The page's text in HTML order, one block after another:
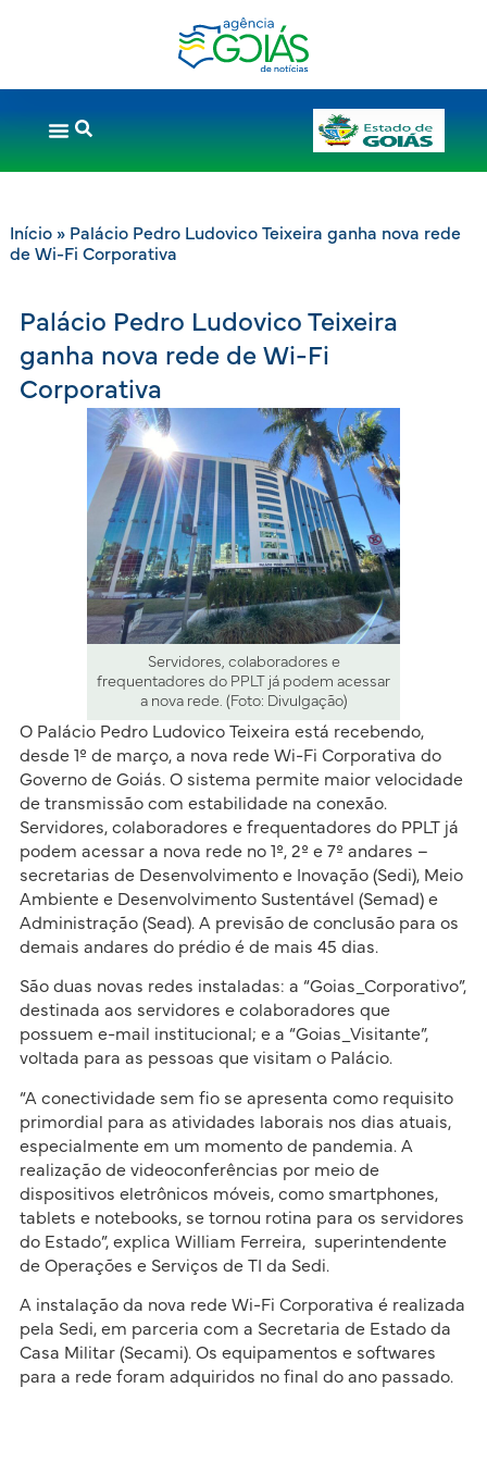
Início» Palácio Pedro Ludovico Teixeira ganha nova rede
de Wi-Fi Corporativa
Palácio Pedro Ludovico Teixeira
ganha nova rede de Wi-Fi
Corporativa
Servidores, colaboradores e
frequentadores do PPLT já podem acessar
a nova rede. (Foto: Divulgação)
O Palácio Pedro Ludovico Teixeira está recebendo,
desde 1º de março, a nova rede Wi-Fi Corporativa do
Governo de Goiás. O sistema permite maior velocidade
de transmissão com estabilidade na conexão.
Servidores, colaboradores e frequentadores do PPLT já
podem acessar a nova rede no 1º, 2º e 7º andares –
secretarias de Desenvolvimento e Inovação (Sedi), Meio
Ambiente e Desenvolvimento Sustentável (Semad) e
Administração (Sead). A previsão de conclusão para os
demais andares do prédio é de mais 45 dias.
São duas novas redes instaladas: a “Goias_Corporativo”,
destinada aos servidores e colaboradores que
possuem e-mail institucional; e a “Goias_Visitante”,
voltada para as pessoas que visitam o Palácio.
“A conectividade sem fio se apresenta como requisito
primordial para as atividades laborais nos dias atuais,
especialmente em um momento de pandemia. A
realização de videoconferências por meio de
dispositivos eletrônicos móveis, como smartphones,
tablets e notebooks, se tornou rotina para os servidores
do Estado”, explica William Ferreira, superintendente
de Operações e Serviços de TI da Sedi.
A instalação da nova rede Wi-Fi Corporativa é realizada
pela Sedi, em parceria com a Secretaria de Estado da
Casa Militar (Secami). Os equipamentos e softwares
para a rede foram adquiridos no final do ano passado.